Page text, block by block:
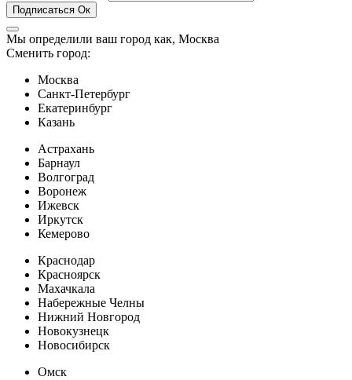
Подписаться Ок
Мы определили ваш город как, Москва
Сменить город:
Москва
Санкт-Петербург
Екатеринбург
Казань
Астрахань
Барнаул
Волгоград
Воронеж
Ижевск
Иркутск
Кемерово
Краснодар
Красноярск
Махачкала
Набережные Челны
Нижний Новгород
Новокузнецк
Новосибирск
Омск